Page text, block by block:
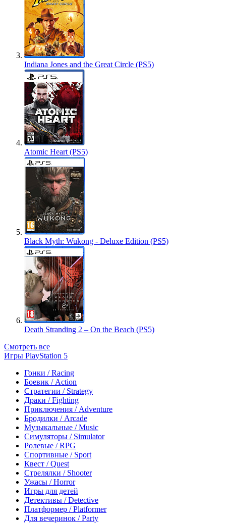
Indiana Jones and the Great Circle (PS5)
Atomic Heart (PS5)
Black Myth: Wukong - Deluxe Edition (PS5)
Death Stranding 2 – On the Beach (PS5)
Смотреть все
Игры PlayStation 5
Гонки / Racing
Боевик / Action
Стратегии / Strategy
Драки / Fighting
Приключения / Adventure
Бродилки / Arcade
Музыкальные / Music
Симуляторы / Simulator
Ролевые / RPG
Спортивные / Sport
Квест / Quest
Стрелялки / Shooter
Ужасы / Horror
Игры для детей
Детективы / Detective
Платформер / Platformer
Для вечеринок / Party